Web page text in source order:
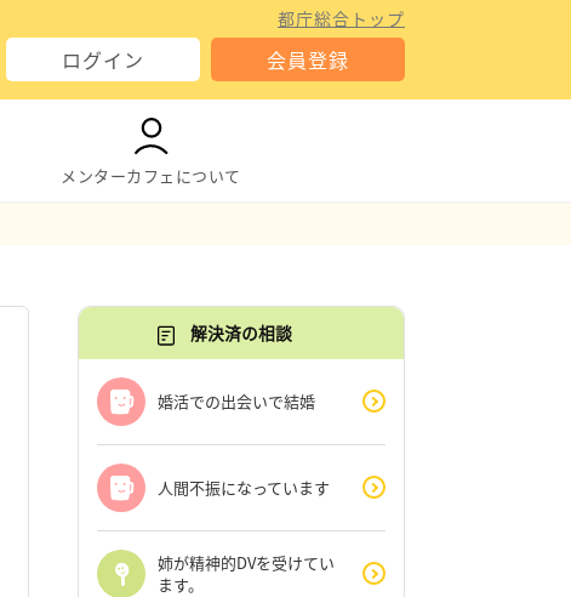
都庁総合トップ
ログイン 会員登録
メンターカフェについて
解決済の相談
婚活での出会いで結婚
人間不振になっています
姉が精神的DVを受けてい
ます。